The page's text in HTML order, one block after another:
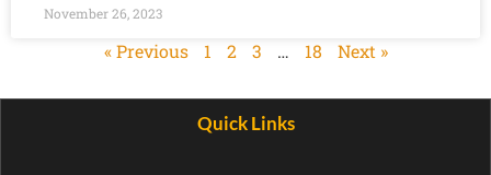
November 26, 2023
« Previous 1 2 3 … 18 Next »
Quick Links